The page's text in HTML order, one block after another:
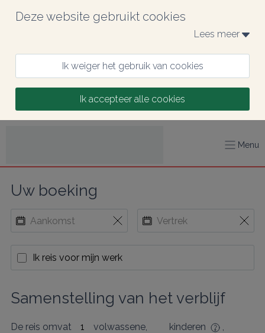
Deze website gebruikt cookies
Lees meer
Ik weiger het gebruik van cookies
Ik accepteer alle cookies
Menu
Uw boeking
Ik reis voor mijn werk
Samenstelling van het verblijf
De reis omvat volwassene, kinderen
,